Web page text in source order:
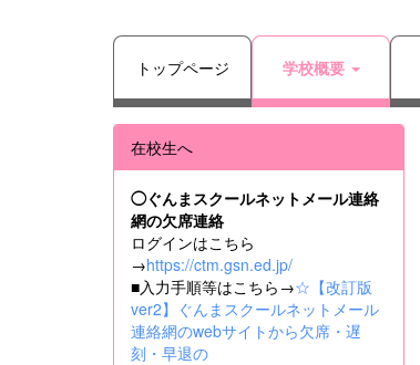
トップページ 学校概要
在校生へ
◯ぐんまスクールネットメール連絡
網の欠席連絡
ログインはこちら
→https://ctm.gsn.ed.jp/
■入力手順等はこちら→☆【改訂版
ver2】ぐんまスクールネットメール
連絡網のwebサイトから欠席・遅
刻・早退の